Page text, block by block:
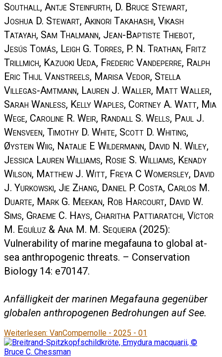
Southall, Antje Steinfurth, D. Bruce Stewart,
Joshua D. Stewart, Akinori Takahashi, Vikash
Tatayah, Sam Thalmann, Jean-Baptiste Thiebot,
Jesús Tomás, Leigh G. Torres, P. N. Trathan, Fritz
Trillmich, Kazuoki Ueda, Frederic Vandeperre, Ralph
Eric Thijl Vanstreels, Marisa Vedor, Stella
Villegas-Amtmann, Lauren J. Waller, Matt Waller,
Sarah Wanless, Kelly Waples, Cortney A. Watt, Mia
Wege, Caroline R. Weir, Randall S. Wells, Paul J.
Wensveen, Timothy D. White, Scott D. Whiting,
Øystein Wiig, Natalie E Wildermann, David N. Wiley,
Jessica Lauren Williams, Rosie S. Williams, Kenady
Wilson, Matthew J. Witt, Freya C Womersley, David
J. Yurkowski, Jie Zhang, Daniel P. Costa, Carlos M.
Duarte, Mark G. Meekan, Rob Harcourt, David W.
Sims, Graeme C. Hays, Charitha Pattiaratchi, Víctor
M. Eguíluz & Ana M. M. Sequeira (2025):
Vulnerability of marine megafauna to global at-
sea anthropogenic threats. – Conservation
Biology 14: e70147.
Anfälligkeit der marinen Megafauna gegenüber
globalen anthropogenen Bedrohungen auf See.
Weiterlesen: VanCompernolle - 2025 - 01